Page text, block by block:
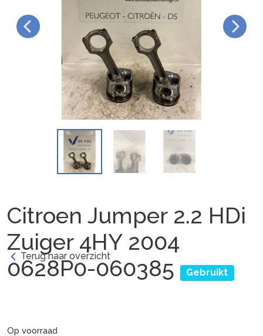
Citroen Jumper 2.2 HDi
Zuiger 4HY 2004
0628P0-060385
Gebruikt
Terug naar overzicht
Op voorraad